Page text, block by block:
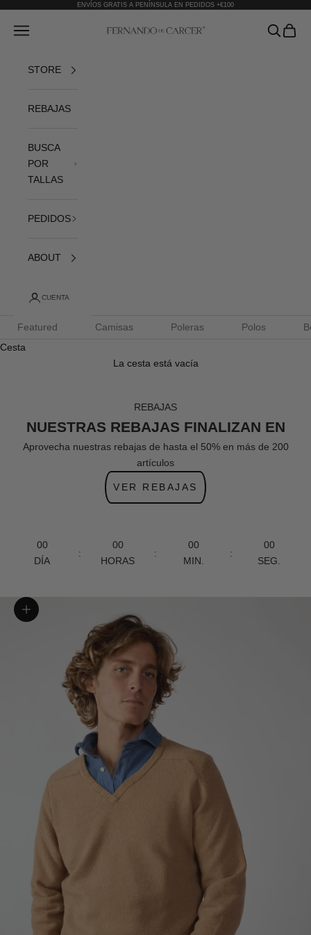
ENVÍOS GRATIS A PENÍNSULA EN PEDIDOS +€100
Fernando de Cárcer
Abrir menú de navegación AbrirAbrir
STORE
REBAJAS
BUSCA
POR
TALLAS
PEDIDOS
ABOUT
CUENTA
Featured Camisas Poleras Polos
Cesta
La cesta está vacía
REBAJAS
NUESTRAS REBAJAS FINALIZAN EN
Aprovecha nuestras rebajas de hasta el 50% en más de 200
artículos
VER REBAJAS
00
DÍA
:
00
HORAS
:
00
MIN.
:
00
SEG.
Zoom